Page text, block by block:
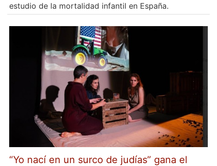
estudio de la mortalidad infantil en España.
“Yo nací en un surco de judías” gana el